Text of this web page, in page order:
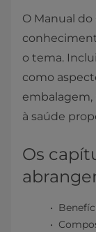
O Manual
o tema.
como
embalagem,
à saúde
Os